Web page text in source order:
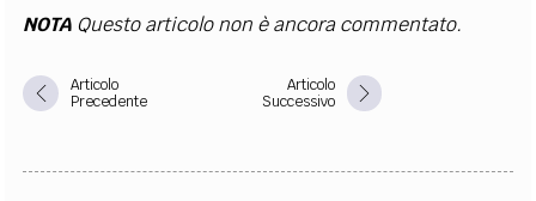
NOTA Questo articolo non è ancora commentato.
Articolo
Precedente
Articolo
Successivo